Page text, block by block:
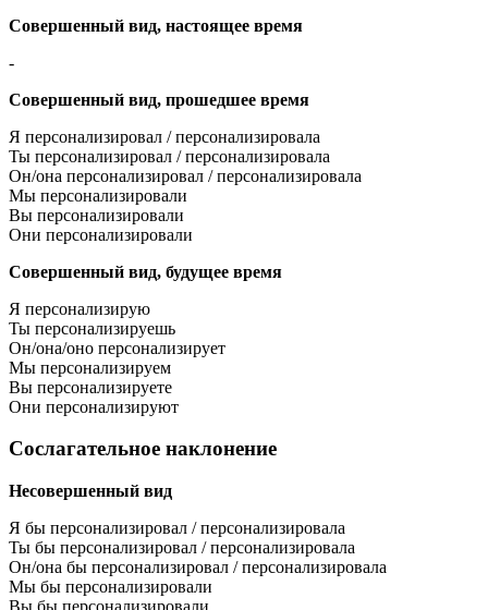
Совершенный вид, настоящее время
-
Совершенный вид, прошедшее время
Я персонализировал / персонализировала
Ты персонализировал / персонализировала
Он/она персонализировал / персонализировала
Мы персонализировали
Вы персонализировали
Они персонализировали
Совершенный вид, будущее время
Я персонализирую
Ты персонализируешь
Он/она/оно персонализирует
Мы персонализируем
Вы персонализируете
Они персонализируют
Сослагательное наклонение
Несовершенный вид
Я бы персонализировал / персонализировала
Ты бы персонализировал / персонализировала
Он/она бы персонализировал / персонализировала
Мы бы персонализировали
Вы бы персонализировали